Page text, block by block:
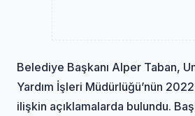
Belediye Başkanı Alper Taban,
Yardım İşleri Müdürlüğü’nün 2022
ilişkin açıklamalarda bulundu.